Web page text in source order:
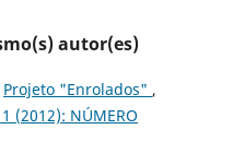
autor(es)
Projeto "Enrolados" ,
(2012): NÚMERO